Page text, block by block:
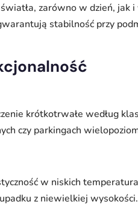
zarówno w dzień,
stabilność przy
krótkotrwałe według
czy parkingach
w niskich
z niewielkiej wysokości.